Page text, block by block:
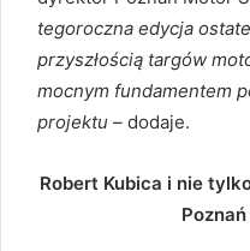
tegoroczna edycja
przyszłością targów
mocnym fundamentem
projektu – dodaje.
Robert Kubica i nie